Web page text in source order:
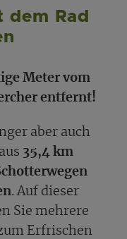
dem Rad
Meter vom
entfernt!
aber auch
35,4 km
. Auf dieser
Sie mehrere
Erfrischen